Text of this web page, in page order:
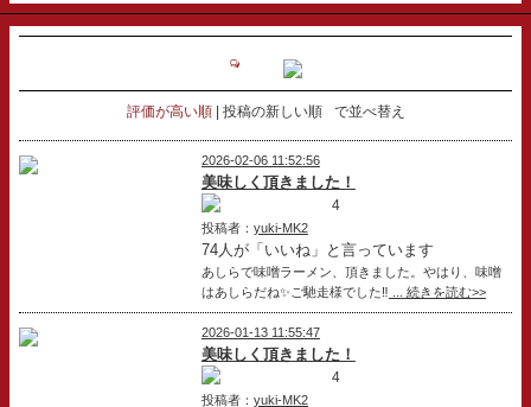
評価が高い順 投稿の新しい順 で並べ替え
2026-02-06 11:52:56
美味しく頂きました！
4
投稿者： yuki-MK2
74人が「いいね」と言っています
あしらで味噌ラーメン、頂きました。やはり、味噌
はあしらだね✨ご馳走様でした‼️ ... 続きを読む>>
2026-01-13 11:55:47
美味しく頂きました！
4
投稿者： yuki-MK2